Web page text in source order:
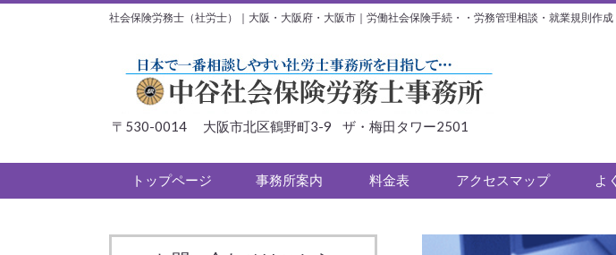
社会保険労務士（社労士）｜大阪・大阪府・大阪市｜労働社会保険手続・・労務管理相談・就業規則作
〒530-0014 大阪市北区鶴野町3-9 ザ・梅田タワー2501
トップページ 事務所案内 料金表 アクセスマップ よ